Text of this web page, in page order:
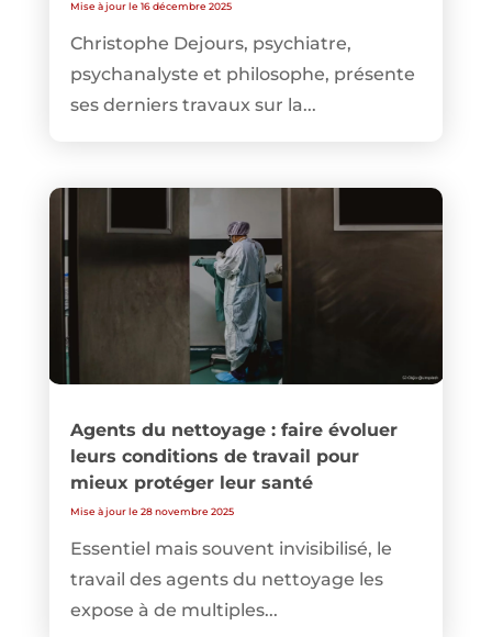
Mise à jour le 16 décembre 2025
Christophe Dejours, psychiatre,
psychanalyste et philosophe, présente
ses derniers travaux sur la...
Agents du nettoyage : faire évoluer
leurs conditions de travail pour
mieux protéger leur santé
Mise à jour le 28 novembre 2025
Essentiel mais souvent invisibilisé, le
travail des agents du nettoyage les
expose à de multiples...